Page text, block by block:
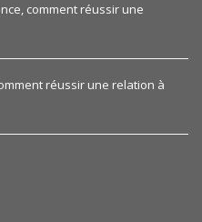
comment réussir une
réussir une relation à